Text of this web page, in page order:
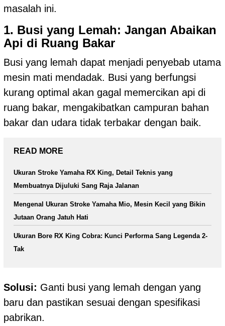
masalah ini.
1. Busi yang Lemah: Jangan Abaikan
Api di Ruang Bakar
Busi yang lemah dapat menjadi penyebab utama
mesin mati mendadak. Busi yang berfungsi
kurang optimal akan gagal memercikan api di
ruang bakar, mengakibatkan campuran bahan
bakar dan udara tidak terbakar dengan baik.
READ MORE
Ukuran Stroke Yamaha RX King, Detail Teknis yang
Membuatnya Dijuluki Sang Raja Jalanan
Mengenal Ukuran Stroke Yamaha Mio, Mesin Kecil yang Bikin
Jutaan Orang Jatuh Hati
Ukuran Bore RX King Cobra: Kunci Performa Sang Legenda 2-
Tak
Solusi: Ganti busi yang lemah dengan yang
baru dan pastikan sesuai dengan spesifikasi
pabrikan.